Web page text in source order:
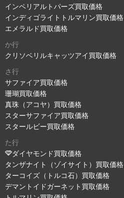
インペリアルトパーズ買取価格
インディゴライトトルマリン買取価格
エメラルド買取価格
か行
クリソベリルキャッツアイ買取価格
さ行
サファイア買取価格
珊瑚買取価格
真珠（アコヤ）買取価格
スターサファイア買取価格
スタールビー買取価格
た行
ダイヤモンド買取価格
タンザナイト（ゾイサイト）買取価格
ターコイズ（トルコ石）買取価格
デマントイドガーネット買取価格